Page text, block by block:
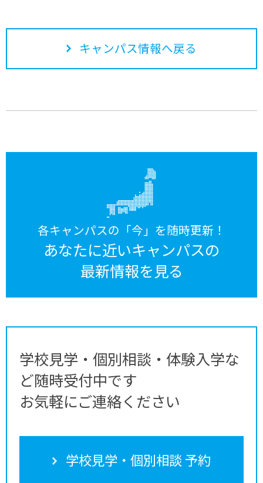
キャンパス情報へ戻る
各キャンパスの「今」を随時更新！
あなたに近いキャンパスの
最新情報を見る
学校見学・個別相談・体験入学な
ど随時受付中です
お気軽にご連絡ください
学校見学・個別相談 予約